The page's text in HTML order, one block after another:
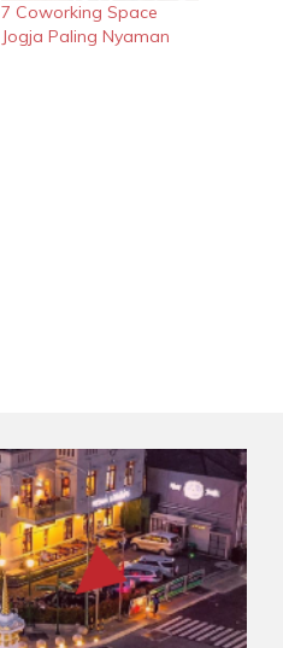
7 Coworking Space
Jogja Paling Nyaman